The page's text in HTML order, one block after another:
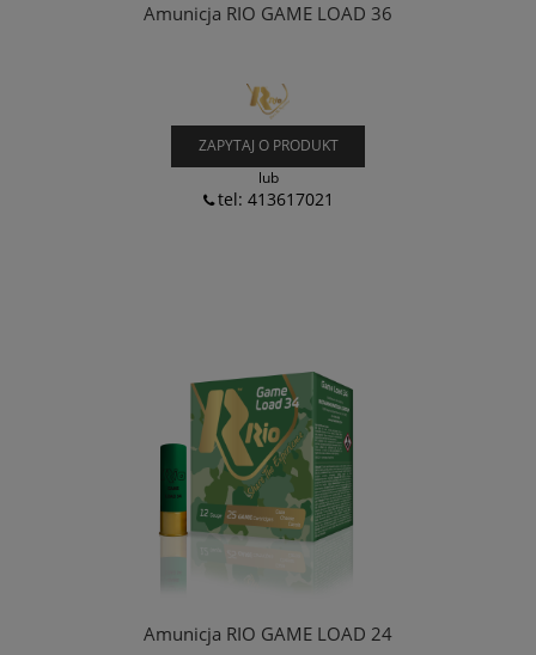
Amunicja RIO GAME LOAD 36
ZAPYTAJ O PRODUKT
lub
tel: 413617021
Amunicja RIO GAME LOAD 24